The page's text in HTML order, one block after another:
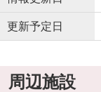
更新予定日
周辺施設